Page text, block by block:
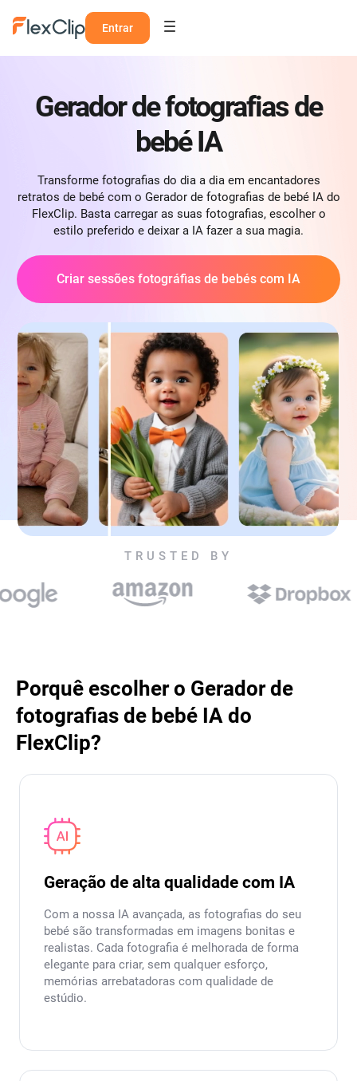
Entrar
Gerador de fotografias de
bebé IA
Transforme fotografias do dia a dia em encantadores
retratos de bebé com o Gerador de fotografias de bebé IA do
FlexClip. Basta carregar as suas fotografias, escolher o
estilo preferido e deixar a IA fazer a sua magia.
Criar sessões fotográfias de bebés com IA
TRUSTED BY
Porquê escolher o Gerador de
fotografias de bebé IA do
FlexClip?
Geração de alta qualidade com IA
Com a nossa IA avançada, as fotografias do seu
bebé são transformadas em imagens bonitas e
realistas. Cada fotografia é melhorada de forma
elegante para criar, sem qualquer esforço,
memórias arrebatadoras com qualidade de
estúdio.